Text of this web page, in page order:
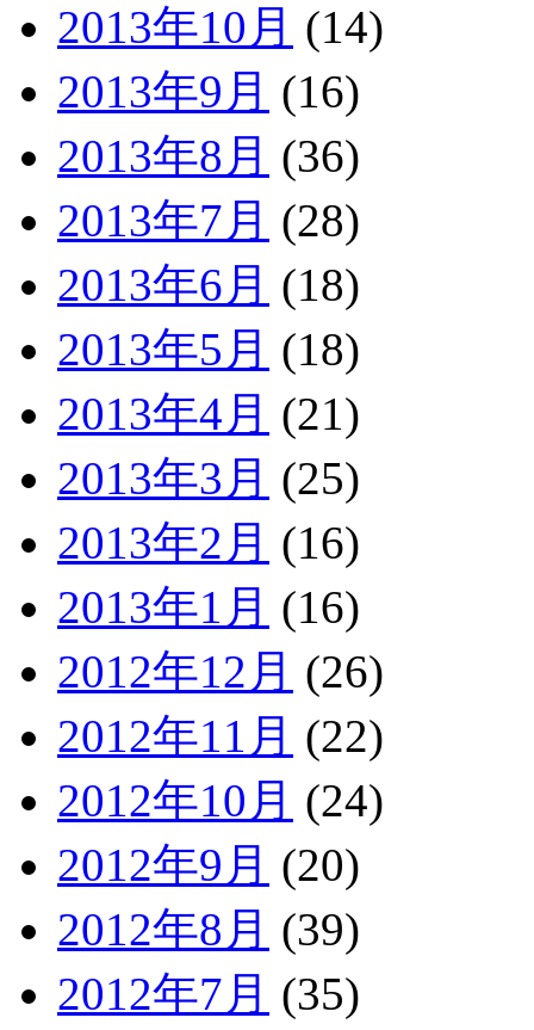
2013年10月 (14)
2013年9月 (16)
2013年8月 (36)
2013年7月 (28)
2013年6月 (18)
2013年5月 (18)
2013年4月 (21)
2013年3月 (25)
2013年2月 (16)
2013年1月 (16)
2012年12月 (26)
2012年11月 (22)
2012年10月 (24)
2012年9月 (20)
2012年8月 (39)
2012年7月 (35)